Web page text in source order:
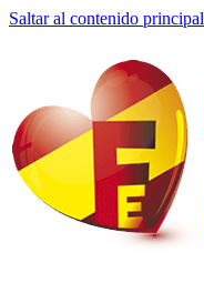
Saltar al contenido principal